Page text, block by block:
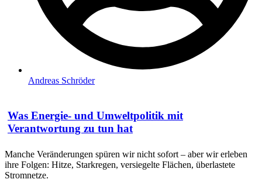
Andreas Schröder
Was Energie- und Umweltpolitik mit
Verantwortung zu tun hat
Manche Veränderungen spüren wir nicht sofort – aber wir erleben
ihre Folgen: Hitze, Starkregen, versiegelte Flächen, überlastete
Stromnetze.